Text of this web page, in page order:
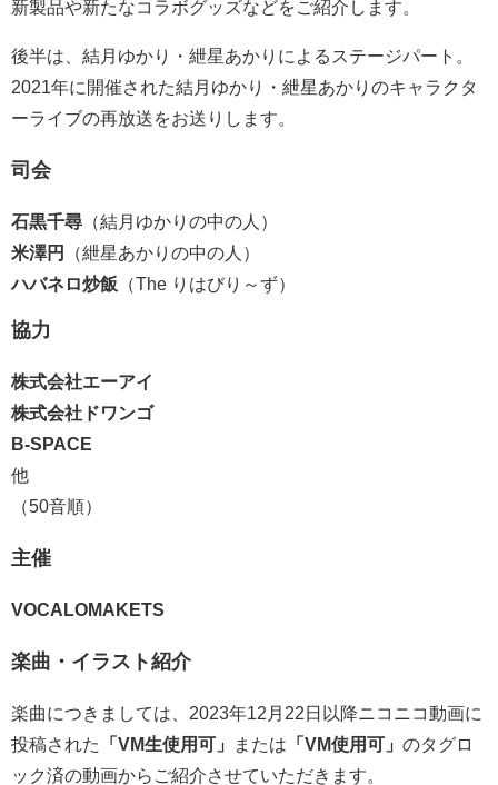
新製品や新たなコラボグッズなどをご紹介します。
後半は、結月ゆかり・紲星あかりによるステージパート。
2021年に開催された結月ゆかり・紲星あかりのキャラクタ
ーライブの再放送をお送りします。
司会
石黒千尋 （結月ゆかりの中の人）
米澤円
（紲星あかりの中の人）
ハバネロ炒飯 （The りはびり～ず）
協力
株式会社エーアイ
株式会社ドワンゴ
B-SPACE
他
（50音順）
主催
VOCALOMAKETS
楽曲・イラスト紹介
楽曲につきましては、2023年12月22日以降ニコニコ動画に
投稿された
「VM生使用可」 または 「VM使用可」 のタグロ
ック済の動画からご紹介させていただきます。